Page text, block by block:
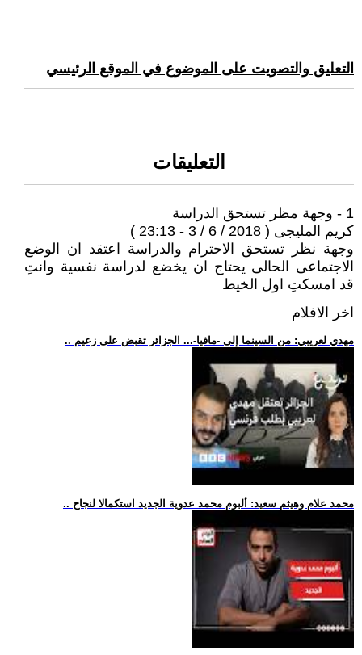
التعليق والتصويت على الموضوع في الموقع الرئيسي
التعليقات
1 - وجهة مظر تستحق الدراسة
كريم المليجى ( 2018 / 6 / 3 - 23:13 )
وجهة نظر تستحق الاحترام والدراسة اعتقد ان الوضع
الاجتماعى الحالى يحتاج ان يخضع لدراسة نفسية وانتِ
قد امسكتِ اول الخيط
اخر الافلام
.. مهدي لعريبي: من السينما إلى -مافيا-... الجزائر تقبض على زعيم
.. محمد علام وهيثم سعيد: ألبوم محمد عدوية الجديد استكمالا لنجاح